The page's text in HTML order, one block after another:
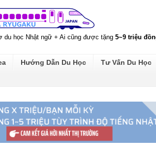
du học Nhật ngữ + Ai cũng được tặng 5~9 triệu
Hướng Dẫn Du Học Tư Vấn Du Học